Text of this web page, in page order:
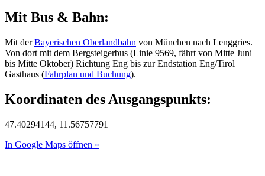
Mit Bus & Bahn:
Mit derBayerischen Oberlandbahn von München nach Lenggries.
Von dort mit dem Bergsteigerbus (Linie 9569, fährt von Mitte Juni
bis Mitte Oktober) Richtung Eng bis zur Endstation Eng/Tirol
Gasthaus (Fahrplan und Buchung).
Koordinaten des Ausgangspunkts:
47.40294144, 11.56757791
In Google Maps öffnen »